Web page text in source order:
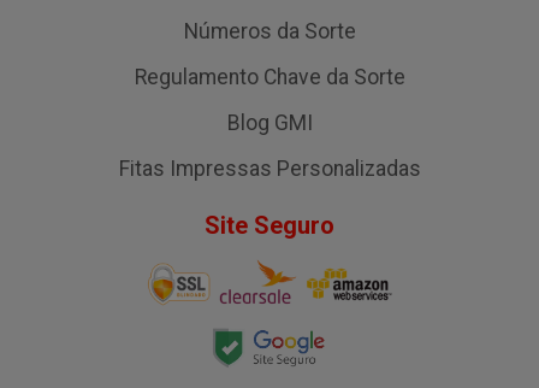
Números da Sorte
Regulamento Chave da Sorte
Blog GMI
Fitas Impressas Personalizadas
Site Seguro